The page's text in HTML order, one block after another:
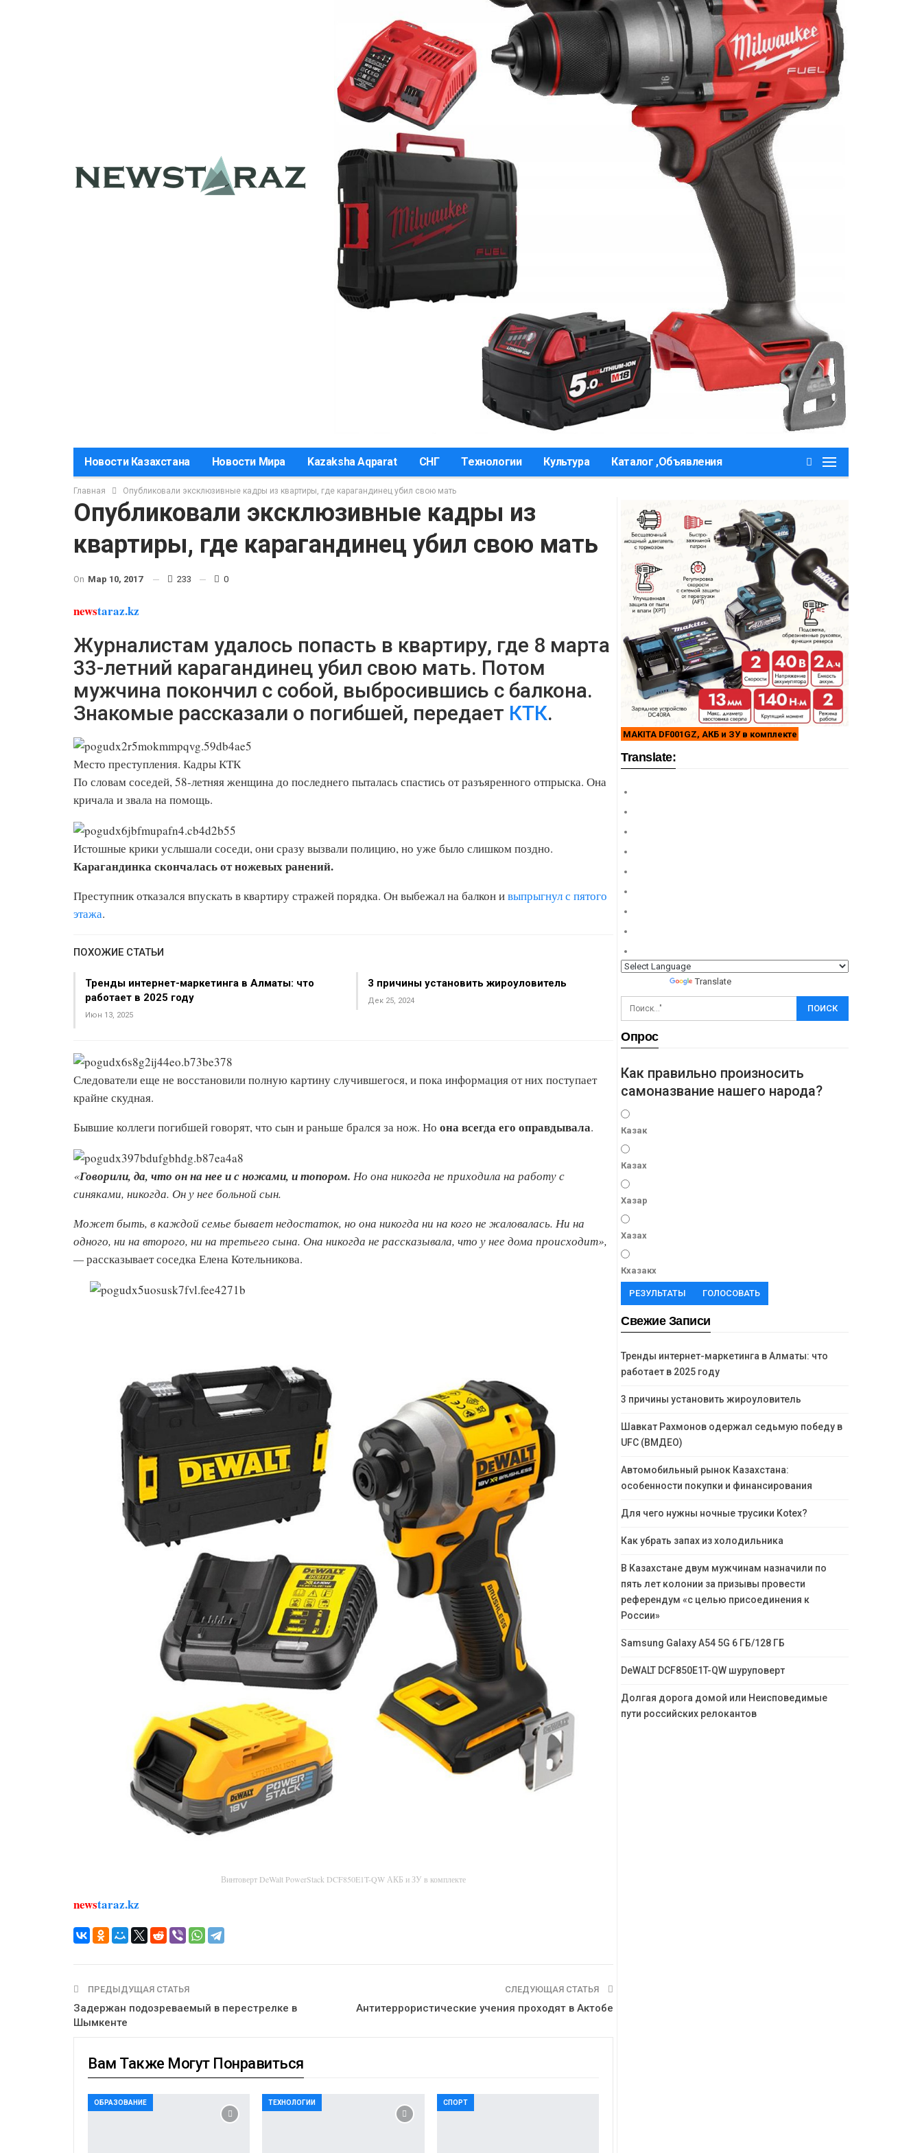
Новости Казахстана Новости Мира Kazaksha Aqparat СНГ Технологии Культура Каталог ,Объявления
Главная Опубликовали эксклюзивные кадры из квартиры, где карагандинец убил свою мать
Опубликовали эксклюзивные кадры из
квартиры, где карагандинец убил свою мать
On Мар 10, 2017 233 0
newstaraz.kz
Журналистам удалось попасть в квартиру, где 8 марта
33-летний карагандинец убил свою мать. Потом
мужчина покончил с собой, выбросившись с балкона.
Знакомые рассказали о погибшей, передает КТК.
Место преступления. Кадры КТК
По словам соседей, 58-летняя женщина до последнего пыталась спастись от разъяренного отпрыска. Она
кричала и звала на помощь.
Истошные крики услышали соседи, они сразу вызвали полицию, но уже было слишком поздно.
Карагандинка скончалась от ножевых ранений.
Преступник отказался впускать в квартиру стражей порядка. Он выбежал на балкон ивыпрыгнул с пятого
этажа.
ПОХОЖИЕ СТАТЬИ
Тренды интернет-маркетинга в Алматы: что
работает в 2025 году
Июн 13, 2025
3 причины установить жироуловитель
Дек 25, 2024
Следователи еще не восстановили полную картину случившегося, и пока информация от них поступает
крайне скудная.
Бывшие коллеги погибшей говорят, что сын и раньше брался за нож. Но она всегда его оправдывала.
«Говорили, да, что он на нее и с ножами, и топором. Но она никогда не приходила на работу с
синяками, никогда. Он у нее больной сын.
Может быть, в каждой семье бывает недостаток, но она никогда ни на кого не жаловалась. Ни на
одного, ни на второго, ни на третьего сына. Она никогда не рассказывала, что у нее дома происходит»,
—рассказывает соседка Елена Котельникова.
Винтоверт DeWalt PowerStack DCF850E1T-QW АКБ и ЗУ в комплекте
newstaraz.kz
ПРЕДЫДУЩАЯ СТАТЬЯ
Задержан подозреваемый в перестрелке в
Шымкенте
СЛЕДУЮЩАЯ СТАТЬЯ
Антитеррористические учения проходят в Актобе
Вам Также Могут Понравиться
ОБРАЗОВАНИЕ ТЕХНОЛОГИИ СПОРТ
MAKITA DF001GZ, АКБ и ЗУ в комплекте
Translate:
Translate
Опрос
Как правильно произносить
самоназвание нашего народа?
Казак
Казах
Хазар
Хазах
Кхазакх
РЕЗУЛЬТАТЫ ГОЛОСОВАТЬ
Свежие Записи
Тренды интернет-маркетинга в Алматы: что
работает в 2025 году
3 причины установить жироуловитель
Шавкат Рахмонов одержал седьмую победу в
UFC (ВМДЕО)
Автомобильный рынок Казахстана:
особенности покупки и финансирования
Для чего нужны ночные трусики Kotex?
Как убрать запах из холодильника
В Казахстане двум мужчинам назначили по
пять лет колонии за призывы провести
референдум «с целью присоединения к
России»
Samsung Galaxy A54 5G 6 ГБ/128 ГБ
DeWALT DCF850E1T-QW шуруповерт
Долгая дорога домой или Неисповедимые
пути российских релокантов